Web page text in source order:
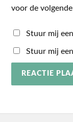
voor de
Stuur mij
Stuur mij